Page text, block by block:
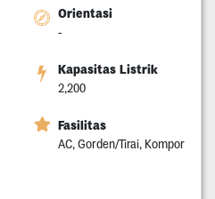
Orientasi
-
Kapasitas Listrik
2,200
Fasilitas
AC, Gorden/Tirai, Kompor